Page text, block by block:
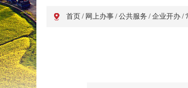
首页 / 网上办事 / 公共服务 / 企业开办 /